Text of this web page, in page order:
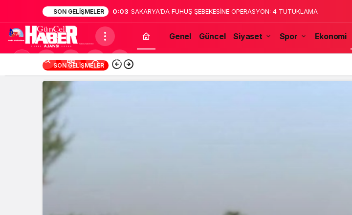
SON GELIŞMELER 0:02 Sakarya’da dehşet: Annesinin katledildiğini 13 yaşındaki çocuk
bildirdi
Genel Güncel Siyaset Spor Ekonomi
değiştir
SON GELIŞMELER